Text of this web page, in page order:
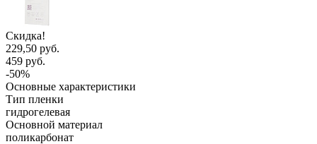
Скидка!
229,50 руб.
459 руб.
-50%
Основные характеристики
Тип пленки
гидрогелевая
Основной материал
поликарбонат